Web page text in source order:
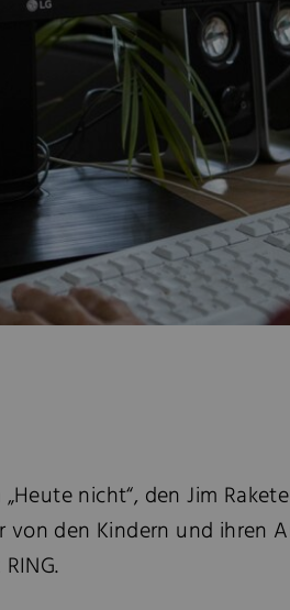
nicht“, den Jim
von den Kindern und